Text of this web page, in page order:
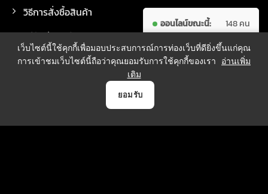
วิธีการสั่งซื้อสินค้า
วิธีจัดส่งสินค้า
ออนไลน์ขณะนี้:
148 คน
ทั้งหมด:
7,631,025
คน
เว็บไซต์นี้ใช้คุกกี้เพื่อมอบประสบการณ์การท่องเว็บที่ดียิ่งขึ้นแก่คุณ
การเข้าชมเว็บไซต์นี้ถือว่าคุณยอมรับการใช้คุกกี้ของเรา
อ่านเพิ่ม
เติม
ยอมรับ